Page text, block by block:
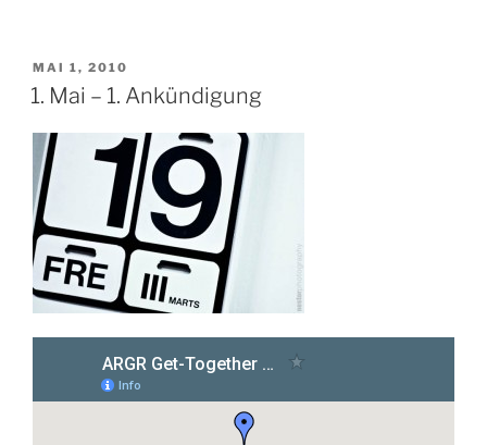
VERÖFFENTLICHT
AM
MAI 1, 2010
1. Mai – 1. Ankündigung